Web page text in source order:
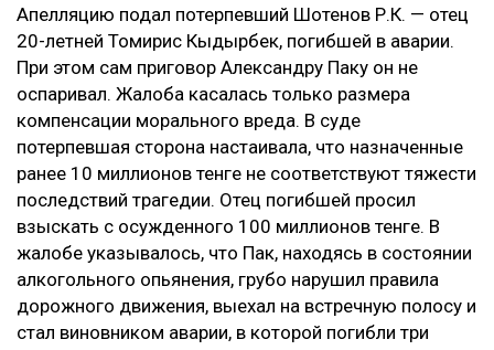
Апелляцию подал потерпевший Шотенов Р.К. — отец
20-летней Томирис Кыдырбек, погибшей в аварии.
При этом сам приговор Александру Паку он не
оспаривал. Жалоба касалась только размера
компенсации морального вреда. В суде
потерпевшая сторона настаивала, что назначенные
ранее 10 миллионов тенге не соответствуют тяжести
последствий трагедии. Отец погибшей просил
взыскать с осужденного 100 миллионов тенге. В
жалобе указывалось, что Пак, находясь в состоянии
алкогольного опьянения, грубо нарушил правила
дорожного движения, выехал на встречную полосу и
стал виновником аварии, в которой погибли три